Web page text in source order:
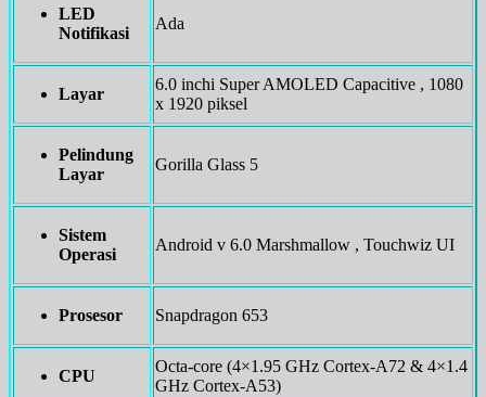
LED
Notifikasi
Ada
Layar
6.0 inchi Super AMOLED Capacitive , 1080
x 1920 piksel
Pelindung
Layar
Gorilla Glass 5
Sistem
Operasi
Android v 6.0 Marshmallow , Touchwiz UI
Prosesor Snapdragon 653
CPU
Octa-core (4×1.95 GHz Cortex-A72 & 4×1.4
GHz Cortex-A53)